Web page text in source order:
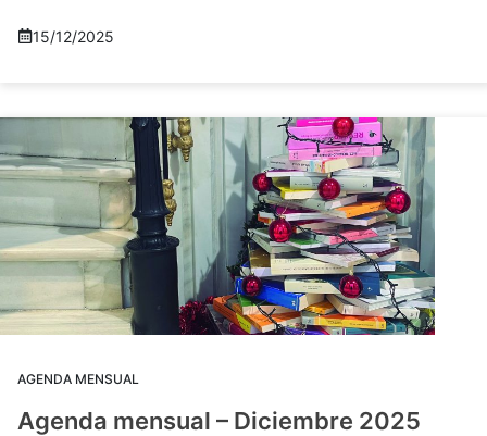
15/12/2025
AGENDA MENSUAL
Agenda mensual – Diciembre 2025